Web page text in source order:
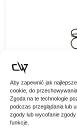
Aby zapewnić jak
cookie, do
Zgoda na te technologie
podczas przeglądania lub
zgody lub wycofanie
funkcje.
Jaxon
Nr2 Czerwony